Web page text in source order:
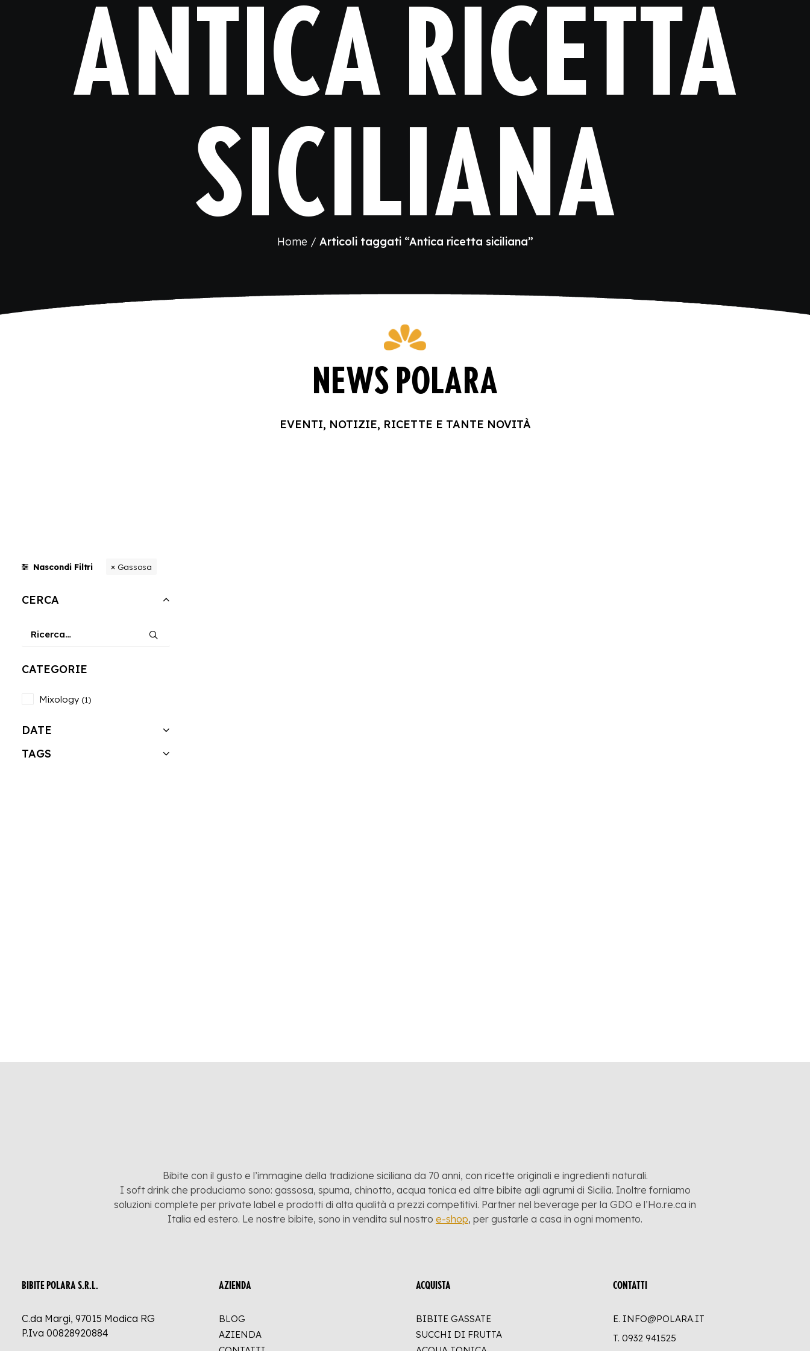
ANTICA RICETTA
SICILIANA
Home Articoli taggati “Antica ricetta siciliana”
NEWS POLARA
EVENTI, NOTIZIE, RICETTE E TANTE NOVITÀ
Nascondi Filtri Gassosa
CERCA
CATEGORIE
Mixology (1)
DATE
TAGS
Bibite con il gusto e l’immagine della tradizione siciliana da 70 anni, con ricette originali e ingredienti naturali.
I soft drink che produciamo sono: gassosa, spuma, chinotto, acqua tonica ed altre bibite agli agrumi di Sicilia. Inoltre forniamo
soluzioni complete per private label e prodotti di alta qualità a prezzi competitivi. Partner nel beverage per la GDO e l’Ho.re.ca in
Italia ed estero. Le nostre bibite, sono in vendita sul nostro e-shop, per gustarle a casa in ogni momento.
BIBITE POLARA S.R.L.
C.da Margi, 97015 Modica RG
P.Iva 00828920884
AZIENDA
BLOG
AZIENDA
ACQUISTA
BIBITE GASSATE
SUCCHI DI FRUTTA
CONTATTI
E. INFO@POLARA.IT
T. 0932 941525